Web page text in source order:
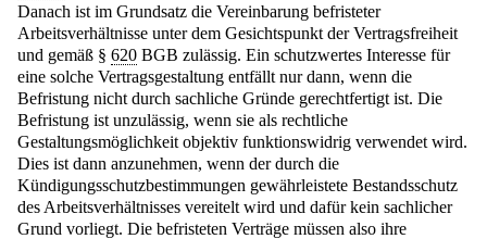
Danach ist im Grundsatz die Vereinbarung befristeter
Arbeitsverhältnisse unter dem Gesichtspunkt der Vertragsfreiheit
und gemäß § 620 BGB zulässig. Ein schutzwertes Interesse für
eine solche Vertragsgestaltung entfällt nur dann, wenn die
Befristung nicht durch sachliche Gründe gerechtfertigt ist. Die
Befristung ist unzulässig, wenn sie als rechtliche
Gestaltungsmöglichkeit objektiv funktionswidrig verwendet wird.
Dies ist dann anzunehmen, wenn der durch die
Kündigungsschutzbestimmungen gewährleistete Bestandsschutz
des Arbeitsverhältnisses vereitelt wird und dafür kein sachlicher
Grund vorliegt. Die befristeten Verträge müssen also ihre